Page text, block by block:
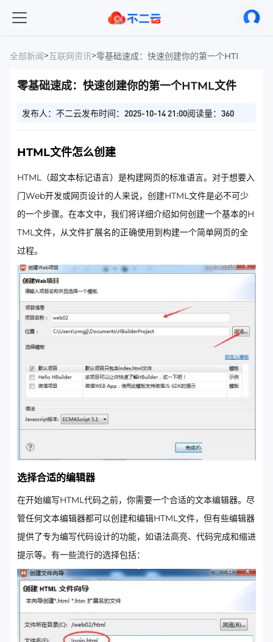
全部新闻>互联网资讯>零基础速成：快速创建你的第一个HTML文件
零基础速成：快速创建你的第一个HTML文件
发布人：不二云发布时间：2025-10-14 21:00阅读量：360
HTML文件怎么创建
HTML（超文本标记语言）是构建网页的标准语言。对于想要入
门Web开发或网页设计的人来说，创建HTML文件是必不可少
的一个步骤。在本文中，我们将详细介绍如何创建一个基本的H
TML文件，从文件扩展名的正确使用到构建一个简单网页的全
过程。
选择合适的编辑器
在开始编写HTML代码之前，你需要一个合适的文本编辑器。尽
管任何文本编辑器都可以创建和编辑HTML文件，但有些编辑器
提供了专为编写代码设计的功能，如语法高亮、代码完成和缩进
提示等。有一些流行的选择包括：